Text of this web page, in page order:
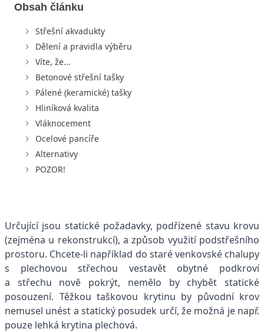
Obsah článku
Střešní akvadukty
Dělení a pravidla výběru
Víte, že...
Betonové střešní tašky
Pálené (keramické) tašky
Hliníková kvalita
Vláknocement
Ocelové pancíře
Alternativy
POZOR!
Určující jsou statické požadavky, podřízené stavu krovu
(zejména u rekonstrukcí), a způsob využití podstřešního
prostoru. Chcete-li například do staré venkovské chalupy
s plechovou střechou vestavět obytné podkroví
a střechu nově pokrýt, nemělo by chybět statické
posouzení. Těžkou taškovou krytinu by původní krov
nemusel unést a statický posudek určí, že možná je např.
pouze lehká krytina plechová.